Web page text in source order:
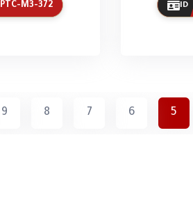
ID
PTC-M3-372
5
6
7
8
9